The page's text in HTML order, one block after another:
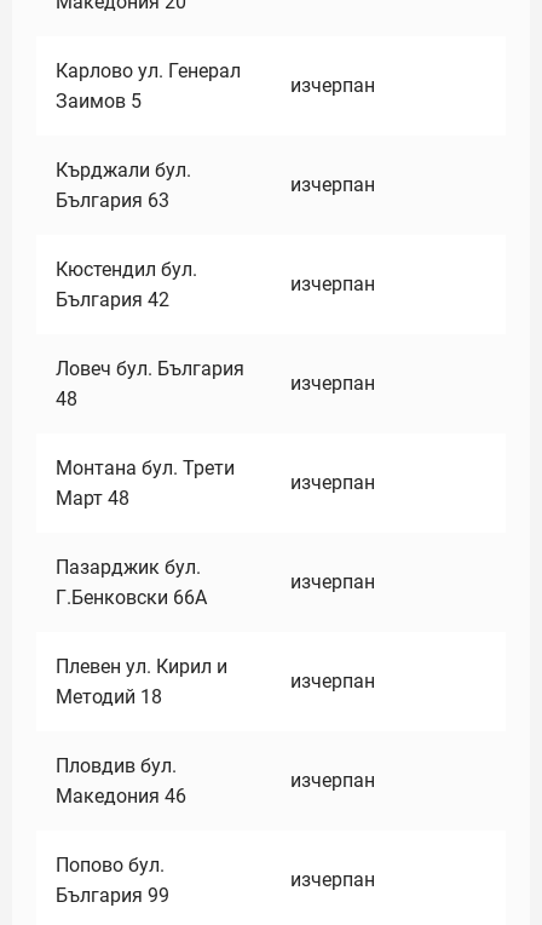
Карлово ул. Генерал
Заимов 5
изчерпан
Кърджали бул.
България 63
изчерпан
Кюстендил бул.
България 42
изчерпан
Ловеч бул. България
48
изчерпан
Монтана бул. Трети
Март 48
изчерпан
Пазарджик бул.
Г.Бенковски 66А
изчерпан
Плевен ул. Кирил и
Методий 18
изчерпан
Пловдив бул.
Македония 46
изчерпан
Попово бул.
България 99
изчерпан